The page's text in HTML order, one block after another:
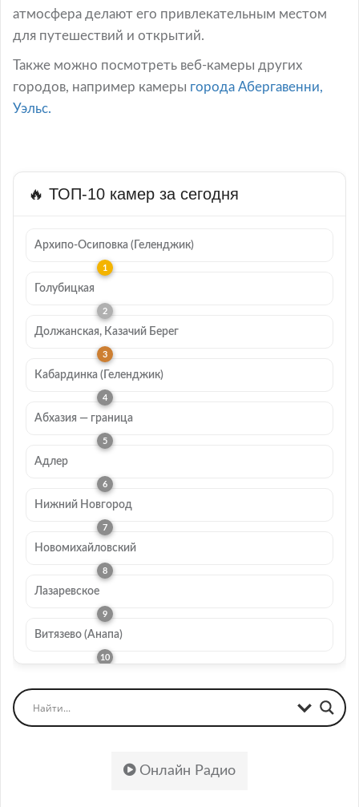
атмосфера делают его привлекательным местом
для путешествий и открытий.
Также можно посмотреть веб-камеры других
городов, например камеры города Абергавенни,
Уэльс.
🔥 ТОП-10 камер за сегодня
Архипо-Осиповка (Геленджик)
Голубицкая
Должанская, Казачий Берег
Кабардинка (Геленджик)
Абхазия — граница
Адлер
Нижний Новгород
Новомихайловский
Лазаревское
Витязево (Анапа)
Онлайн Радио